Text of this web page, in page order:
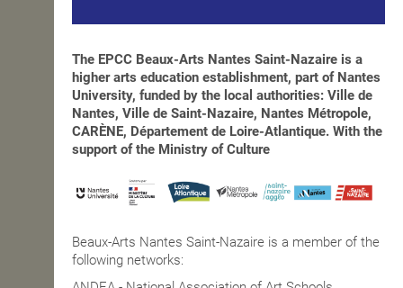
The EPCC Beaux-Arts Nantes Saint-Nazaire is a
higher arts education establishment, part of Nantes
University, funded by the local authorities: Ville de
Nantes, Ville de Saint-Nazaire, Nantes Métropole,
CARÈNE, Département de Loire-Atlantique. With the
support of the Ministry of Culture
Beaux-Arts Nantes Saint-Nazaire is a member of the
following networks: